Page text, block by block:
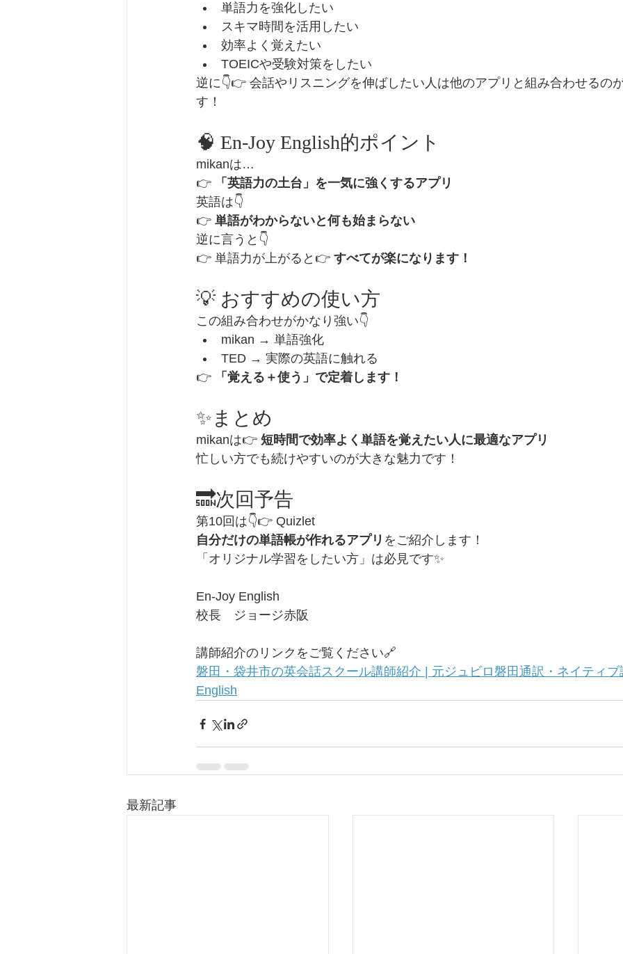
単語力を強化したい
スキマ時間を活用したい
効率よく覚えたい
TOEICや受験対策をしたい
逆に👇👉 会話やリスニングを伸ばしたい人は他のアプリと組み合わせるの
す！
🧠 En-Joy English的ポイント
mikanは…
👉
「英語力の土台」を一気に強くするアプリ
英語は👇
👉 単語がわからないと何も始まらない
逆に言うと👇
👉 単語力が上がると👉 すべてが楽になります！
💡 おすすめの使い方
この組み合わせがかなり強い👇
mikan → 単語強化
TED → 実際の英語に触れる
👉
「覚える＋使う」で定着します！
✨まとめ
mikanは👉 短時間で効率よく単語を覚えたい人に最適なアプリ
忙しい方でも続けやすいのが大きな魅力です！
🔜次回予告
第10回は👇👉 Quizlet
自分だけの単語帳が作れるアプリ をご紹介します！
「オリジナル学習をしたい方」は必見です✨
En-Joy English
校長　ジョージ赤阪
講師紹介のリンクをご覧ください🔗
磐田・袋井市の英会話スクール講師紹介 | 元ジュビロ磐田通訳・ネイティ
English
最新記事